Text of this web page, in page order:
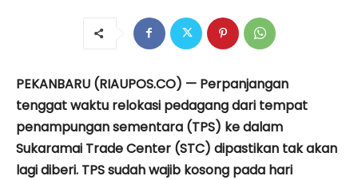
PEKANBARU (RIAUPOS.CO) — Perpanjangan
tenggat waktu relokasi pedagang dari tempat
penampungan sementara (TPS) ke dalam
Sukaramai Trade Center (STC) dipastikan tak akan
lagi diberi. TPS sudah wajib kosong pada hari